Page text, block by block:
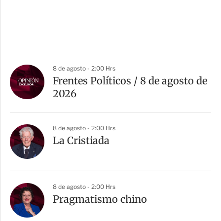
8 de agosto - 2:00 Hrs
Frentes Políticos / 8 de agosto de
2026
8 de agosto - 2:00 Hrs
La Cristiada
8 de agosto - 2:00 Hrs
Pragmatismo chino